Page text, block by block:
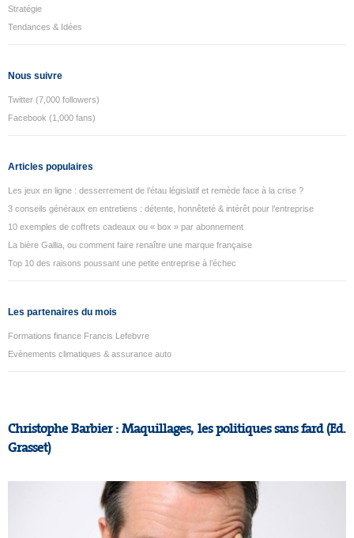
Stratégie
Tendances & Idées
Nous suivre
Twitter (7,000 followers)
Facebook (1,000 fans)
Articles populaires
Les jeux en ligne : desserrement de l’étau législatif et remède face à la crise ?
3 conseils généraux en entretiens : détente, honnêteté & intérêt pour l’entreprise
10 exemples de coffrets cadeaux ou « box » par abonnement
La bière Gallia, ou comment faire renaître une marque française
Top 10 des raisons poussant une petite entreprise à l’échec
Les partenaires du mois
Formations finance Francis Lefebvre
Evènements climatiques & assurance auto
Christophe Barbier : Maquillages, les politiques sans fard (Ed.
Grasset)